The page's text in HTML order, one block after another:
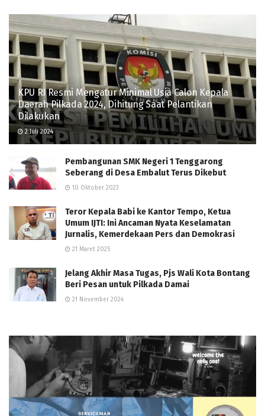
KPU RI Resmi Mengatur Minimal Usia Calon Kepala
Daerah Pilkada 2024, Dihitung Saat Pelantikan
Dilakukan
2 Juli 2024
Pembangunan SMK Negeri 1 Tenggarong
Seberang di Desa Embalut Terus Dikebut
10 Oktober 2023
Teror Kepala Babi ke Kantor Tempo, Ketua
Umum IJTI: Ini Ancaman Nyata Keselamatan
Jurnalis, Kemerdekaan Pers dan Demokrasi
21 Maret 2025
Jelang Akhir Masa Tugas, Pjs Wali Kota Bontang
Beri Pesan untuk Pilkada Damai
21 November 2024